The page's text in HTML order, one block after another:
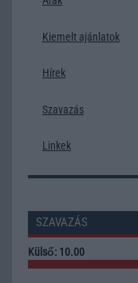
Kiemelt ajánlatok
Hírek
Szavazás
Linkek
SZAVAZÁS
Külső: 10.00